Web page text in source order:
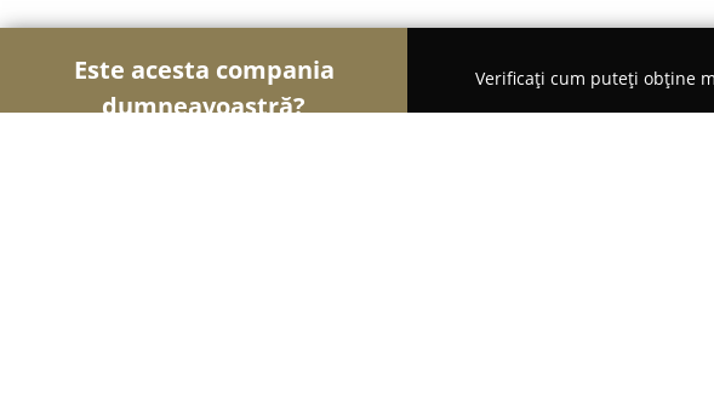
Este acesta compania
dumneavoastră?
Verificați cum puteți obține